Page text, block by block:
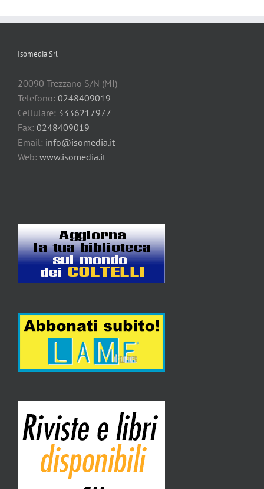
Isomedia Srl
20090 Trezzano S/N (MI)
Telefono: 0248409019
Cellulare: 3336217977
Fax: 0248409019
Email: info@isomedia.it
Web: www.isomedia.it